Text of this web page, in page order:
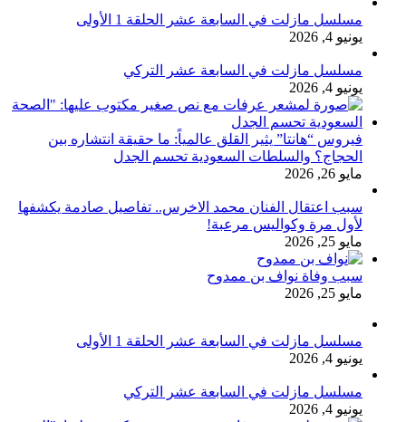
مسلسل مازلت في السابعة عشر الحلقة 1 الأولى
يونيو 4, 2026
مسلسل مازلت في السابعة عشر التركي
يونيو 4, 2026
فيروس “هانتا” يثير القلق عالمياً: ما حقيقة انتشاره بين
الحجاج؟ والسلطات السعودية تحسم الجدل
مايو 26, 2026
سبب اعتقال الفنان محمد الاخرس.. تفاصيل صادمة يكشفها
لأول مرة وكواليس مرعبة!
مايو 25, 2026
سبب وفاة نواف بن ممدوح
مايو 25, 2026
مسلسل مازلت في السابعة عشر الحلقة 1 الأولى
يونيو 4, 2026
مسلسل مازلت في السابعة عشر التركي
يونيو 4, 2026